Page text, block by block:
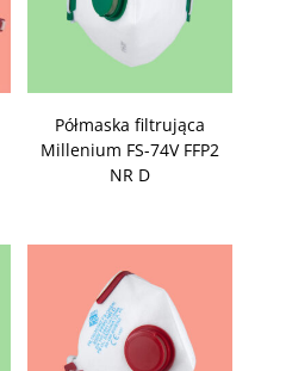
Półmaska filtrująca
Millenium FS-74V FFP2
NR D